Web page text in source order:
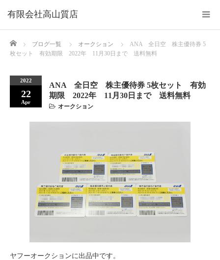
Home ブログ一覧 オークション
ANA 全日空 株主優待券 5
枚セット 有効期限 2022年 11月30日まで 送料無料
2022
22
Apr
ANA 全日空 株主優待券 5枚セット 有効
期限 2022年 11月30日まで 送料無料
オークション
ヤフーオークションに出品中です。